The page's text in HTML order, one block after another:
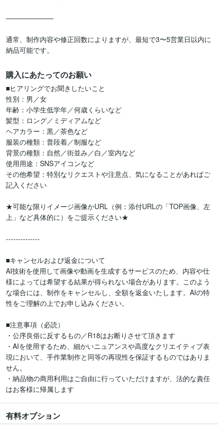
———————
通常、制作内容や修正回数によりますが、最短で3〜5営業日以内に
納品可能です。
購入にあたってのお願い
■ヒアリングでお聞きしたいこと
性別：男／女
年齢：小学生低学年／何歳くらいなど
髪型：ロング／ミディアムなど
ヘアカラー：黒／茶色など
服装の種類：普段着／制服など
背景の種類：自然／街並み／白／室内など
使用用途：SNSアイコンなど
その他希望：特別なリクエストや注意点、気になることがあればご
記入ください
★可能な限りイメージ画像かURL（例：添付URLの「TOP画像、左
上」など具体的に）をご提示ください★
--------------
■キャンセルおよび返金について
AI技術を使用して画像や動画を生成するサービスのため、内容や仕
様によっては希望する結果が得られない場合があります。このよう
な場合には、制作をキャンセルし、全額を返金いたします。AIの特
性をご理解の上でお申し込みください。
■注意事項（必読）
・公序良俗に反するもの／R18はお断りさせて頂きます
・AIを使用するため、細かいニュアンスや高度なクリエイティブ表
現において、手作業制作と同等の再現性を保証するものではありま
せん。
・納品物の商用利用はご自由に行っていただけますが、法的な責任
はお客様に帰属します
有料オプション